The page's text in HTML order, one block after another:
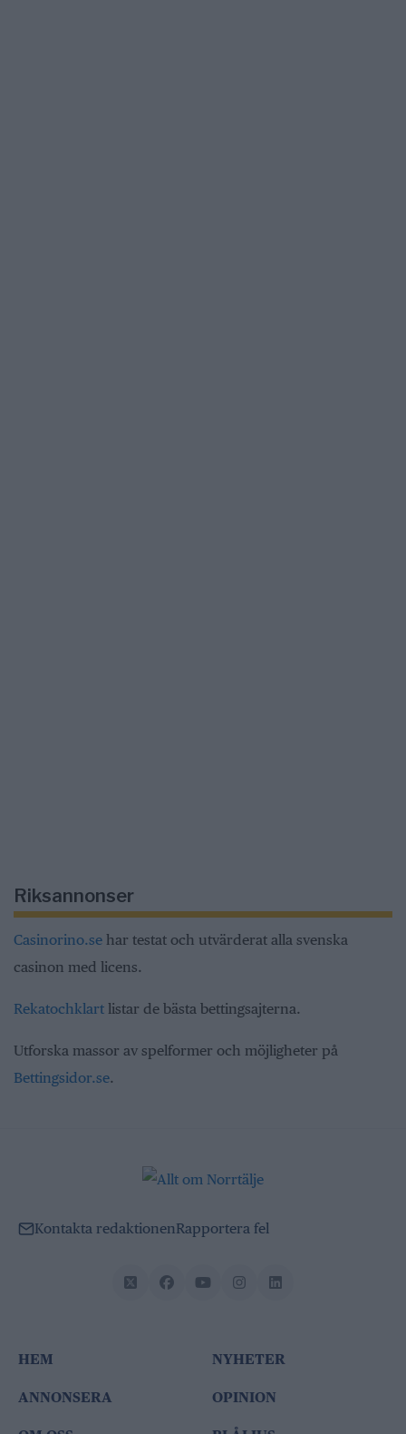
Riksannonser
Casinorino.se har testat och utvärderat alla svenska
casinon med licens.
Rekatochklart listar de bästa bettingsajterna.
Utforska massor av spelformer och möjligheter på
Bettingsidor.se.
Kontakta redaktionenRapportera fel
HEM
ANNONSERA
NYHETER
OPINION